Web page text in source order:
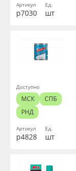
Артикул
р7030
Ед.
шт
Артикул
р4828
Ед.
шт
Доступно
МСК
СПБ
РНД